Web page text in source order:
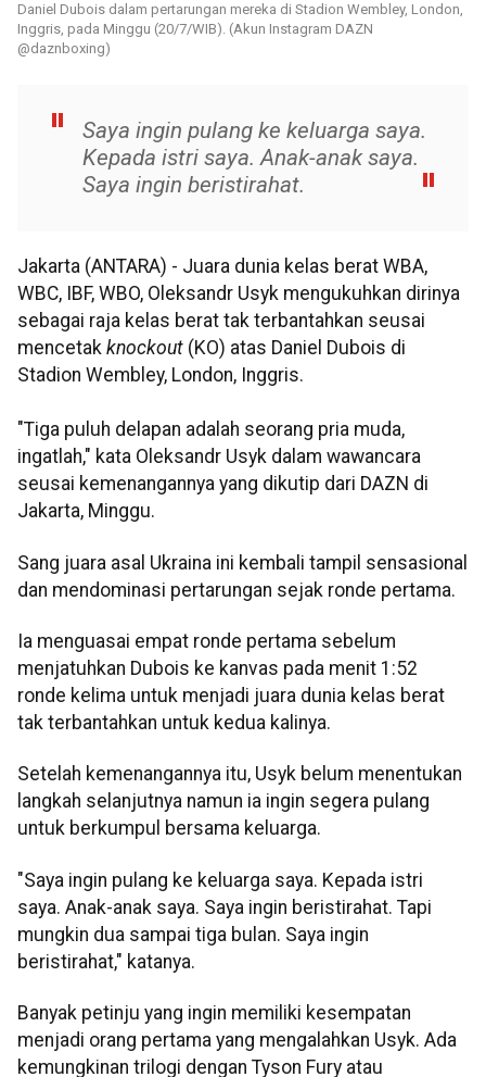
Daniel Dubois dalam pertarungan mereka di Stadion Wembley, London,
Inggris, pada Minggu (20/7/WIB). (Akun Instagram DAZN
@daznboxing)
Saya ingin pulang ke keluarga saya.
Kepada istri saya. Anak-anak saya.
Saya ingin beristirahat.
Jakarta (ANTARA) - Juara dunia kelas berat WBA,
WBC, IBF, WBO, Oleksandr Usyk mengukuhkan dirinya
sebagai raja kelas berat tak terbantahkan seusai
mencetak knockout (KO) atas Daniel Dubois di
Stadion Wembley, London, Inggris.
"Tiga puluh delapan adalah seorang pria muda,
ingatlah," kata Oleksandr Usyk dalam wawancara
seusai kemenangannya yang dikutip dari DAZN di
Jakarta, Minggu.
Sang juara asal Ukraina ini kembali tampil sensasional
dan mendominasi pertarungan sejak ronde pertama.
Ia menguasai empat ronde pertama sebelum
menjatuhkan Dubois ke kanvas pada menit 1:52
ronde kelima untuk menjadi juara dunia kelas berat
tak terbantahkan untuk kedua kalinya.
Setelah kemenangannya itu, Usyk belum menentukan
langkah selanjutnya namun ia ingin segera pulang
untuk berkumpul bersama keluarga.
"Saya ingin pulang ke keluarga saya. Kepada istri
saya. Anak-anak saya. Saya ingin beristirahat. Tapi
mungkin dua sampai tiga bulan. Saya ingin
beristirahat," katanya.
Banyak petinju yang ingin memiliki kesempatan
menjadi orang pertama yang mengalahkan Usyk. Ada
kemungkinan trilogi dengan Tyson Fury atau